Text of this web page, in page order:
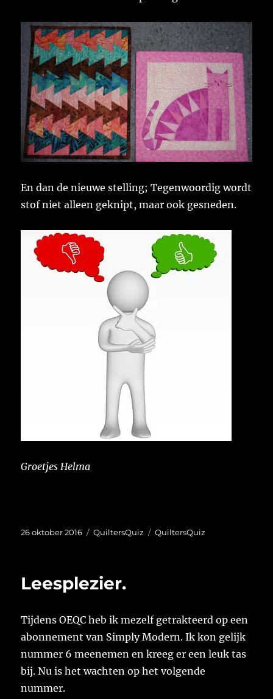
En dan de nieuwe stelling; Tegenwoordig wordt
stof niet alleen geknipt, maar ook gesneden.
Groetjes Helma
Geplaatst
26 oktober 2016 Categorieën
QuiltersQuiz Tags
QuiltersQuiz
Leesplezier.
Tijdens OEQC heb ik mezelf getrakteerd op een
abonnement van Simply Modern. Ik kon gelijk
nummer 6 meenemen en kreeg er een leuk tas
bij. Nu is het wachten op het volgende
nummer.